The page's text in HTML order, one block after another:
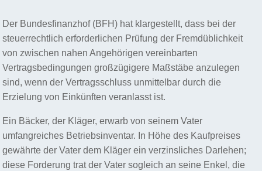
Der Bundesfinanzhof (BFH) hat klargestellt, dass bei der
steuerrechtlich erforderlichen Prüfung der Fremdüblichkeit
von zwischen nahen Angehörigen vereinbarten
Vertragsbedingungen großzügigere Maßstäbe anzulegen
sind, wenn der Vertragsschluss unmittelbar durch die
Erzielung von Einkünften veranlasst ist.
Ein Bäcker, der Kläger, erwarb von seinem Vater
umfangreiches Betriebsinventar. In Höhe des Kaufpreises
gewährte der Vater dem Kläger ein verzinsliches Darlehen;
diese Forderung trat der Vater sogleich an seine Enkel, die